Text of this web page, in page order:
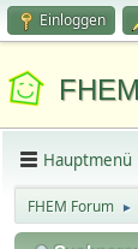
Einloggen
Hauptmenü
FHEM Forum ►